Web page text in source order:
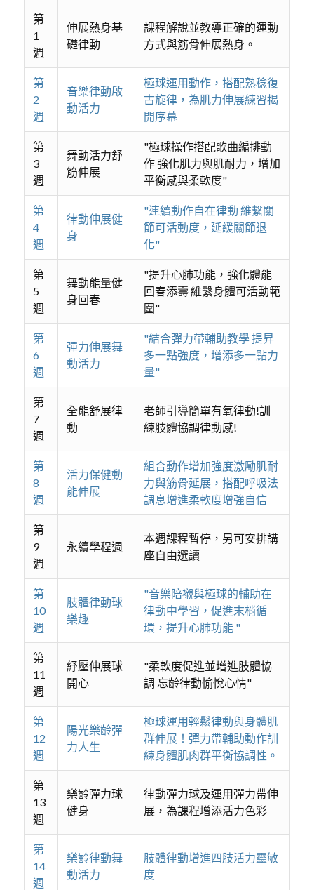
第
1
週
伸展熱身基
礎律動
課程解說並教導正確的運動
方式與筋骨伸展熱身。
第
2
週
音樂律動啟
動活力
極球運用動作，搭配熟稔復
古旋律，為肌力伸展練習揭
開序幕
第
3
週
舞動活力舒
筋伸展
"極球操作搭配歌曲編排動
作 強化肌力與肌耐力，增加
平衡感與柔軟度"
第
4
週
律動伸展健
身
"連續動作自在律動 維繫關
節可活動度，延緩關節退
化"
第
5
週
舞動能量健
身回春
"提升心肺功能，強化體能
回春添壽 維繫身體可活動範
圍"
第
6
週
彈力伸展舞
動活力
"結合彈力帶輔助教學 提昇
多一點強度，增添多一點力
量"
第
7
週
全能舒展律
動
老師引導簡單有氧律動!訓
練肢體協調律動感!
第
8
週
活力保健動
能伸展
組合動作增加強度激勵肌耐
力與筋骨延展，搭配呼吸法
調息增進柔軟度增強自信
第
9
週
永續學程週
本週課程暫停，另可安排講
座自由選讀
第
10
週
肢體律動球
樂趣
"音樂陪襯與極球的輔助在
律動中學習，促進末梢循
環，提升心肺功能 "
第
11
週
紓壓伸展球
開心
"柔軟度促進並增進肢體協
調 忘齡律動愉悅心情"
第
12
週
陽光樂齡彈
力人生
極球運用輕鬆律動與身體肌
群伸展！彈力帶輔助動作訓
練身體肌肉群平衡協調性。
第
13
週
樂齡彈力球
健身
律動彈力球及運用彈力帶伸
展，為課程增添活力色彩
第
14
週
樂齡律動舞
動活力
肢體律動增進四肢活力靈敏
度